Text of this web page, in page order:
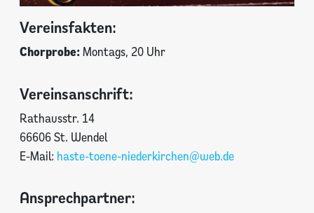
Vereinsfakten:
Chorprobe: Montags, 20 Uhr
Vereinsanschrift:
Rathausstr. 14
66606 St. Wendel
E-Mail: haste-toene-niederkirchen@web.de
Ansprechpartner: